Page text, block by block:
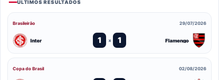
ÚLTIMOS RESULTADOS
Brasileirão 29/07/2026
Inter 1 x 1 Flamengo
Copa do Brasil 02/08/2026